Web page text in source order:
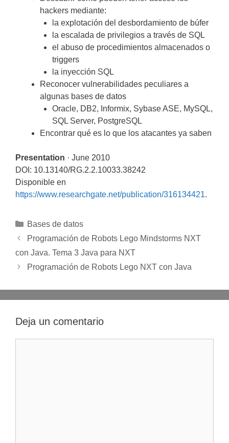
hackers mediante:
la explotación del desbordamiento de búfer
la escalada de privilegios a través de SQL
el abuso de procedimientos almacenados o
triggers
la inyección SQL
Reconocer vulnerabilidades peculiares a
algunas bases de datos
Oracle, DB2, Informix, Sybase ASE, MySQL,
SQL Server, PostgreSQL
Encontrar qué es lo que los atacantes ya saben
Presentation · June 2010
DOI: 10.13140/RG.2.2.10033.38242
Disponible en
https://www.researchgate.net/publication/316134421.
Categorías
Bases de datos
Navegación
de
Programación de Robots Lego Mindstorms NXT
con Java. Tema 3 Java para NXT
Programación de Robots Lego NXT con Java
Deja un comentario